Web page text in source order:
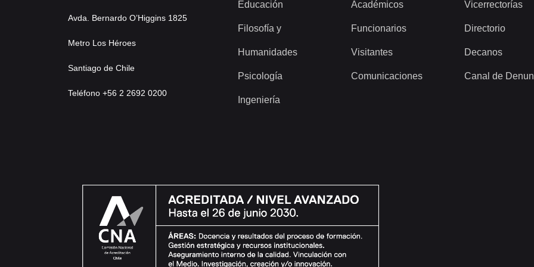
Avda. Bernardo O’Higgins 1825
Metro Los Héroes
Santiago de Chile
Teléfono +56 2 2692 0200
Educación
Filosofía y
Humanidades
Psicología
Ingeniería
Académicos
Funcionarios
Visitantes
Comunicaciones
Vicerrectorías
Directorio
Decanos
Canal de